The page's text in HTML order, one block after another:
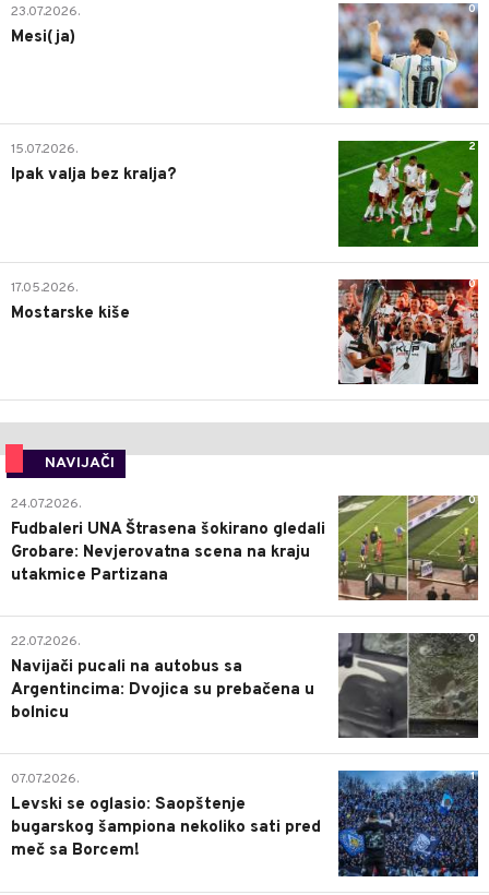
0
23.07.2026.
Mesi(ja)
2
15.07.2026.
Ipak valja bez kralja?
0
17.05.2026.
Mostarske kiše
NAVIJAČI
0
24.07.2026.
Fudbaleri UNA Štrasena šokirano gledali
Grobare: Nevjerovatna scena na kraju
utakmice Partizana
0
22.07.2026.
Navijači pucali na autobus sa
Argentincima: Dvojica su prebačena u
bolnicu
1
07.07.2026.
Levski se oglasio: Saopštenje
bugarskog šampiona nekoliko sati pred
meč sa Borcem!